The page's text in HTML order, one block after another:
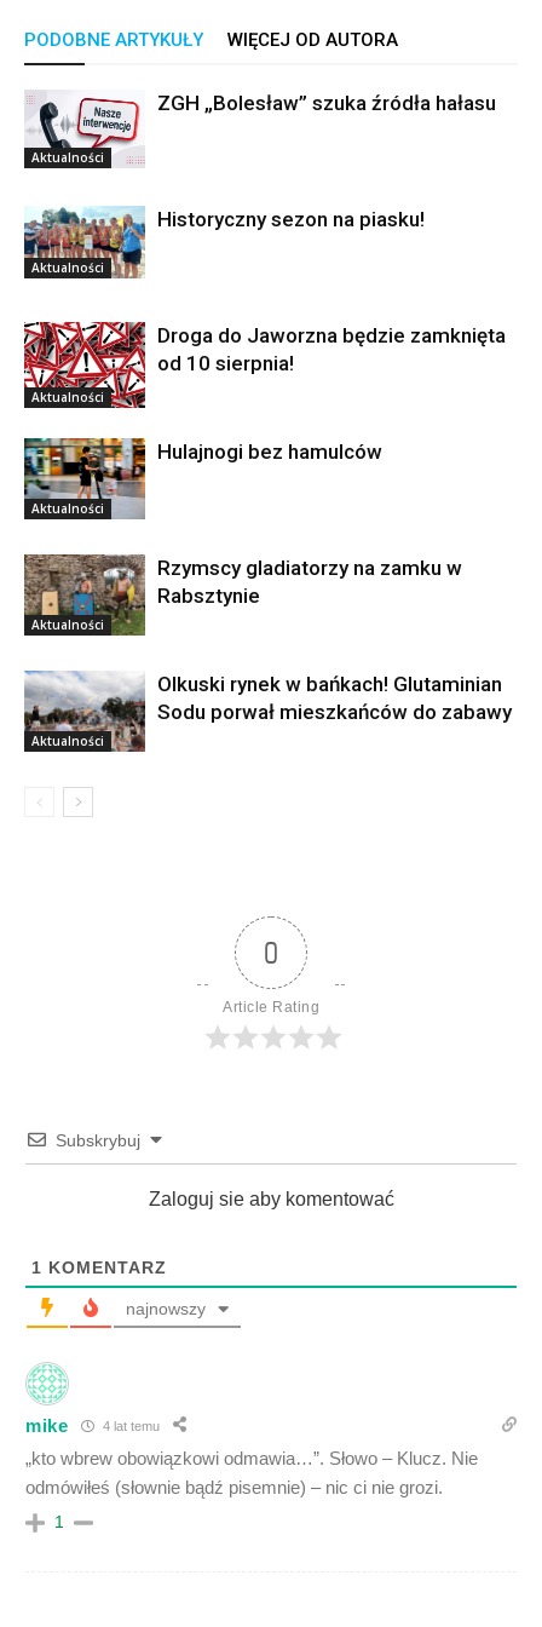
PODOBNE ARTYKUŁY WIĘCEJ OD AUTORA
Aktualności
ZGH „Bolesław” szuka źródła hałasu
Aktualności
Historyczny sezon na piasku!
Aktualności
Droga do Jaworzna będzie zamknięta
od 10 sierpnia!
Aktualności
Hulajnogi bez hamulców
Aktualności
Rzymscy gladiatorzy na zamku w
Rabsztynie
Aktualności
Olkuski rynek w bańkach! Glutaminian
Sodu porwał mieszkańców do zabawy
0
Article Rating
Subskrybuj
Zaloguj sie aby komentować
1 KOMENTARZ
najnowszy
mike 4 lat temu
„kto wbrew obowiązkowi odmawia…”. Słowo – Klucz. Nie
odmówiłeś (słownie bądź pisemnie) – nic ci nie grozi.
1